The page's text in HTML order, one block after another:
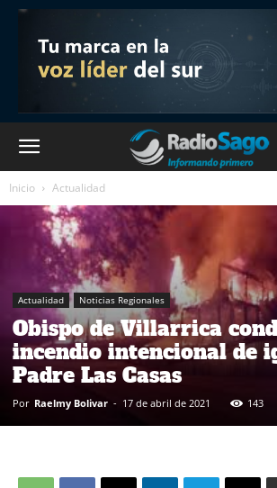
Inicio Actualidad
Actualidad Noticias Regionales
Obispo de Villarrica
incendio intencional de
Padre Las Casas
Por Raelmy Bolivar - 17 de abril de 2021 143